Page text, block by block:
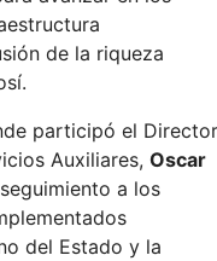
de la riqueza
participó el Director
Auxiliares, Oscar
a los
del Estado y la